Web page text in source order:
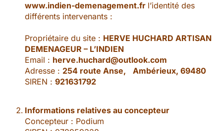
www.indien-demenagement.fr l’identité des
différents intervenants :
Propriétaire du site : HERVE HUCHARD ARTISAN
DEMENAGEUR – L’INDIEN
Email : herve.huchard@outlook.com
Adresse : 254 route Anse, Ambérieux, 69480
SIREN : 921631792
Informations relatives au concepteur
Concepteur : Podium